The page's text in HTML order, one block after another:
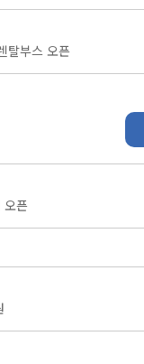
탈부스 오픈
오픈